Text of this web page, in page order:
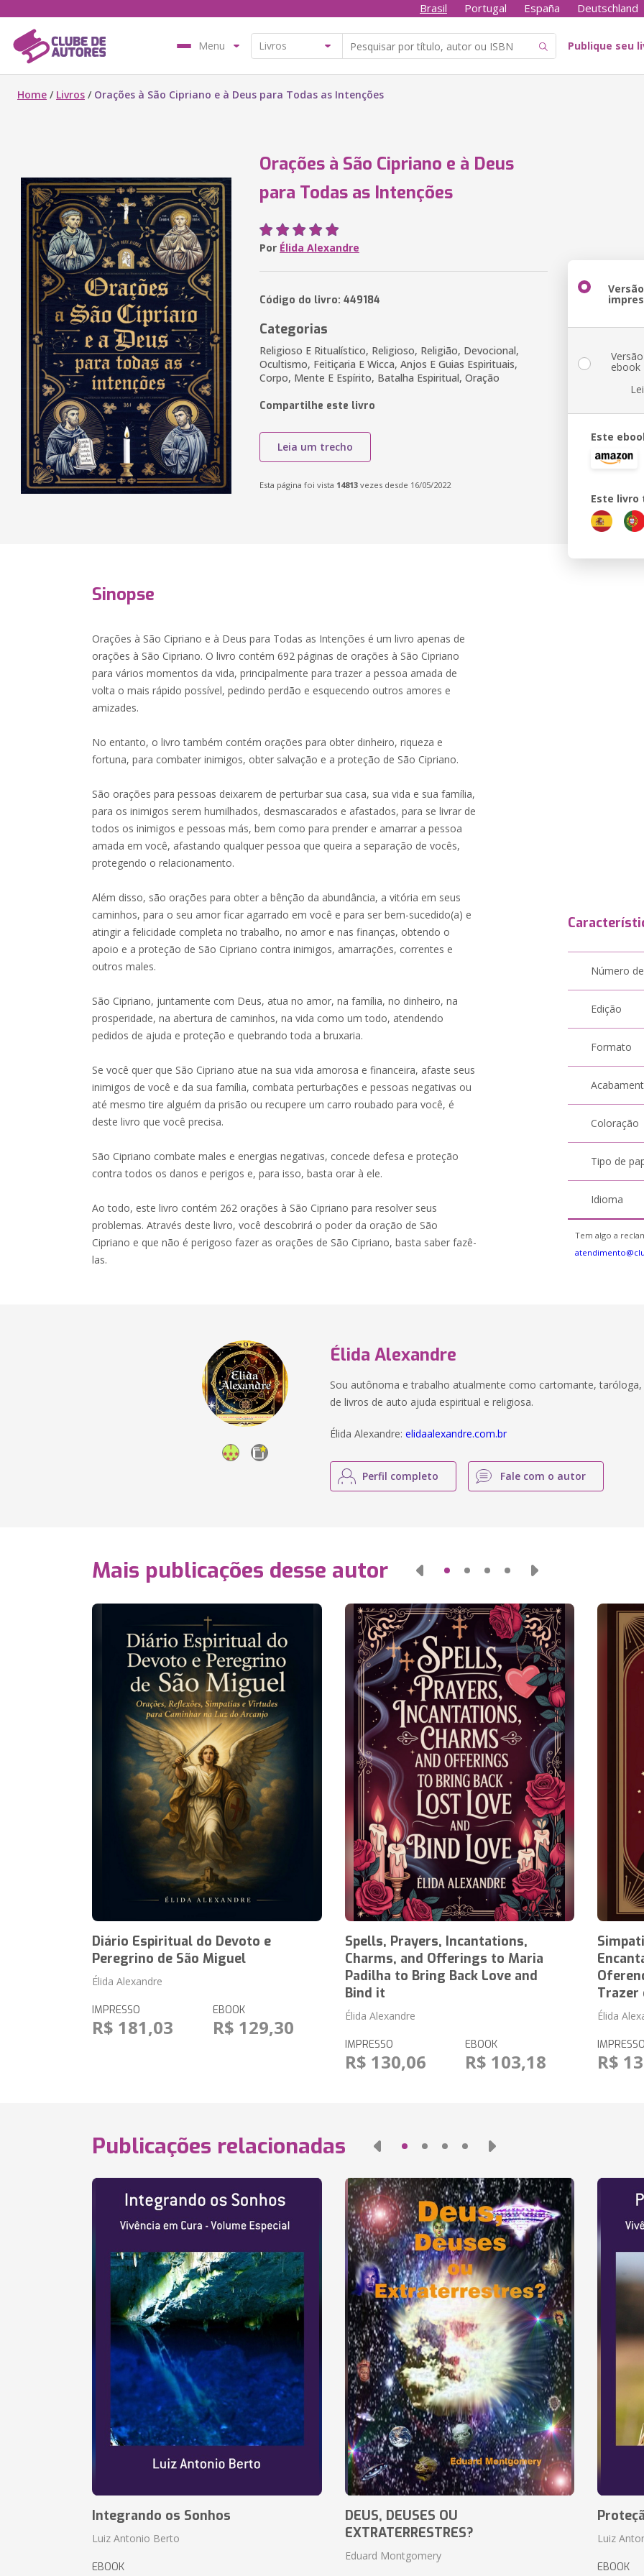
Brasil Portugal España Deutschland
Menu Publique seu
Home / Livros / Orações à São Cipriano e à Deus para Todas as Intenções
Orações à São Cipriano e à Deus
para Todas as Intenções
Por Élida Alexandre
Código do livro: 449184
Categorias
Religioso E Ritualístico, Religioso, Religião, Devocional,
Ocultismo, Feitiçaria E Wicca, Anjos E Guias Espirituais,
Corpo, Mente E Espírito, Batalha Espiritual, Oração
Compartilhe este livro
Leia um trecho
Esta página foi vista 14813 vezes desde 16/05/2022
Versão
Versão
ebook
Este
Este livro
Sinopse
Orações à São Cipriano e à Deus para Todas as Intenções é um livro apenas de
orações à São Cipriano. O livro contém 692 páginas de orações à São Cipriano
para vários momentos da vida, principalmente para trazer a pessoa amada de
volta o mais rápido possível, pedindo perdão e esquecendo outros amores e
amizades.
No entanto, o livro também contém orações para obter dinheiro, riqueza e
fortuna, para combater inimigos, obter salvação e a proteção de São Cipriano.
São orações para pessoas deixarem de perturbar sua casa, sua vida e sua família,
para os inimigos serem humilhados, desmascarados e afastados, para se livrar de
todos os inimigos e pessoas más, bem como para prender e amarrar a pessoa
amada em você, afastando qualquer pessoa que queira a separação de vocês,
protegendo o relacionamento.
Além disso, são orações para obter a bênção da abundância, a vitória em seus
caminhos, para o seu amor ficar agarrado em você e para ser bem-sucedido(a) e
atingir a felicidade completa no trabalho, no amor e nas finanças, obtendo o
apoio e a proteção de São Cipriano contra inimigos, amarrações, correntes e
outros males.
São Cipriano, juntamente com Deus, atua no amor, na família, no dinheiro, na
prosperidade, na abertura de caminhos, na vida como um todo, atendendo
pedidos de ajuda e proteção e quebrando toda a bruxaria.
Se você quer que São Cipriano atue na sua vida amorosa e financeira, afaste seus
inimigos de você e da sua família, combata perturbações e pessoas negativas ou
até mesmo tire alguém da prisão ou recupere um carro roubado para você, é
deste livro que você precisa.
São Cipriano combate males e energias negativas, concede defesa e proteção
contra todos os danos e perigos e, para isso, basta orar à ele.
Ao todo, este livro contém 262 orações à São Cipriano para resolver seus
problemas. Através deste livro, você descobrirá o poder da oração de São
Cipriano e que não é perigoso fazer as orações de São Cipriano, basta saber fazê-
las.
Número
Edição
Formato
Coloração
Tipo de
Idioma
Tem algo a
Élida Alexandre
Sou autônoma e trabalho atualmente como cartomante,
de livros de auto ajuda espiritual e religiosa.
Élida Alexandre:elidaalexandre.com.br
Perfil completo Fale com o autor
Mais publicações desse autor
Diário Espiritual do Devoto e
Peregrino de São Miguel
Élida Alexandre
IMPRESSO
R$ 181,03
EBOOK
R$ 129,30
Spells, Prayers, Incantations,
Charms, and Offerings to Maria
Padilha to Bring Back Love and
Bind it
Élida Alexandre
IMPRESSO
R$ 130,06
EBOOK
R$ 103,18
Trazer
Élida
R$
Publicações relacionadas
Integrando os Sonhos
Luiz Antonio Berto
EBOOK
DEUS, DEUSES OU
EXTRATERRESTRES?
Eduard Montgomery
Luiz
EBOOK